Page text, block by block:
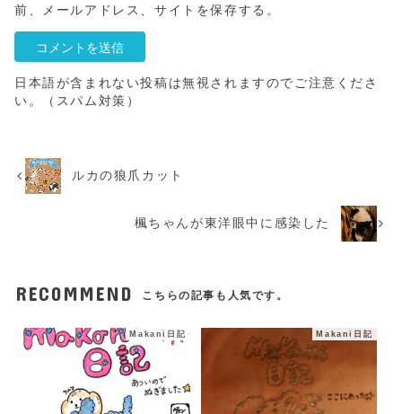
前、メールアドレス、サイトを保存する。
日本語が含まれない投稿は無視されますのでご注意くださ
い。（スパム対策）
ルカの狼爪カット
楓ちゃんが東洋眼中に感染した
RECOMMEND こちらの記事も人気です。
Makani日記 Makani日記